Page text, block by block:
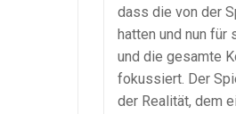
dass die von der
hatten und nun
und die gesamte
fokussiert. Der
der Realität, dem